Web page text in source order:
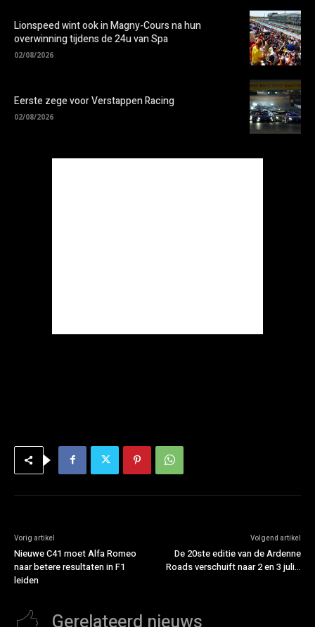
Lionspeed wint ook in Magny-Cours na hun
overwinning tijdens de 24u van Spa
02/08/2026
Eerste zege voor Verstappen Racing
02/08/2026
Vorig artikel
Nieuwe C41 moet Alfa Romeo
naar betere resultaten in F1
leiden
Volgend artikel
De 20ste editie van de Ardenne
Roads verschuift naar 2 en 3 juli…